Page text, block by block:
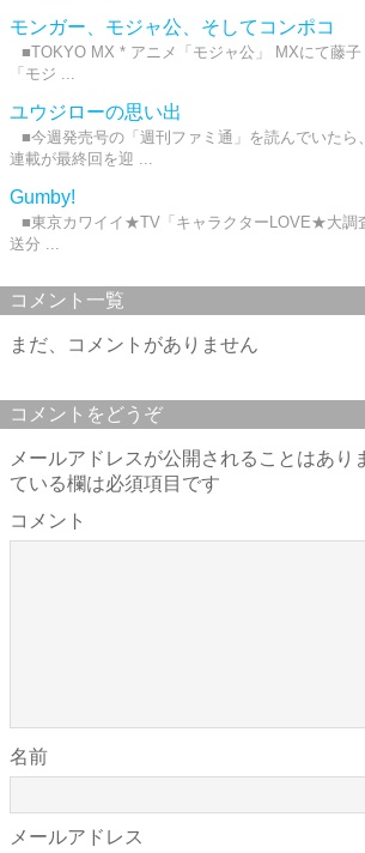
モンガー、モジャ公、そしてコンポコ
■TOKYO MX * アニメ「モジャ公」 MXにて藤
「モジ ...
ユウジローの思い出
■今週発売号の「週刊ファミ通」を読んでいたら
連載が最終回を迎 ...
Gumby!
■東京カワイイ★TV「キャラクターLOVE★大調
送分 ...
コメント一覧
まだ、コメントがありません
コメントをどうぞ
メールアドレスが公開されることはあり
ている欄は必須項目です
コメント
名前
メールアドレス